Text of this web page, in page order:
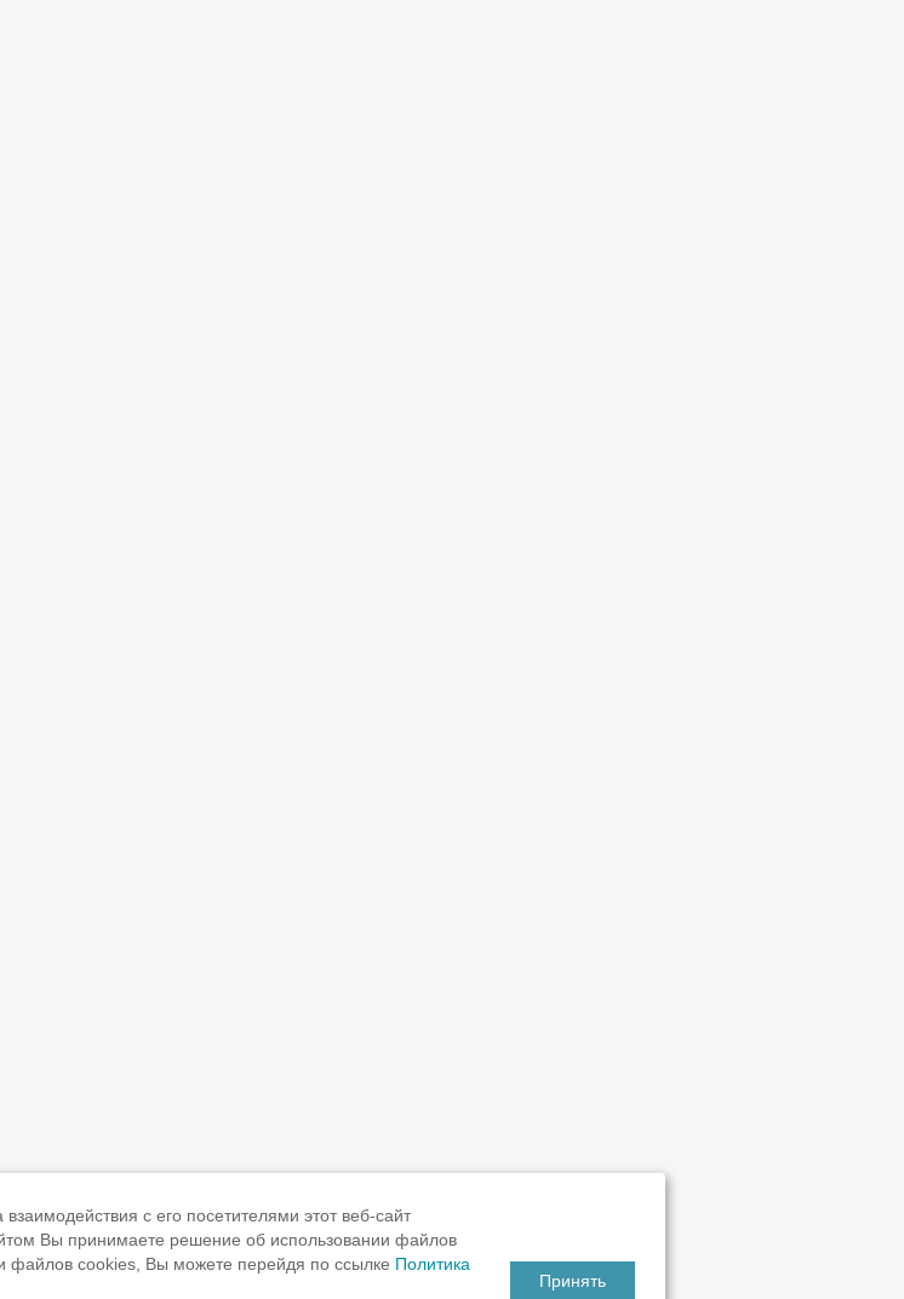
с его посетителями этот веб-сайт
Вы принимаете решение об использовании файлов
файлов cookies, Вы можете перейдя по ссылке Политика
Принять